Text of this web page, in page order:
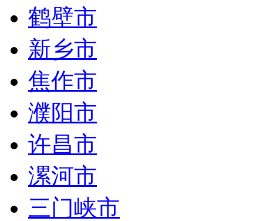
鹤壁市
新乡市
焦作市
濮阳市
许昌市
漯河市
三门峡市